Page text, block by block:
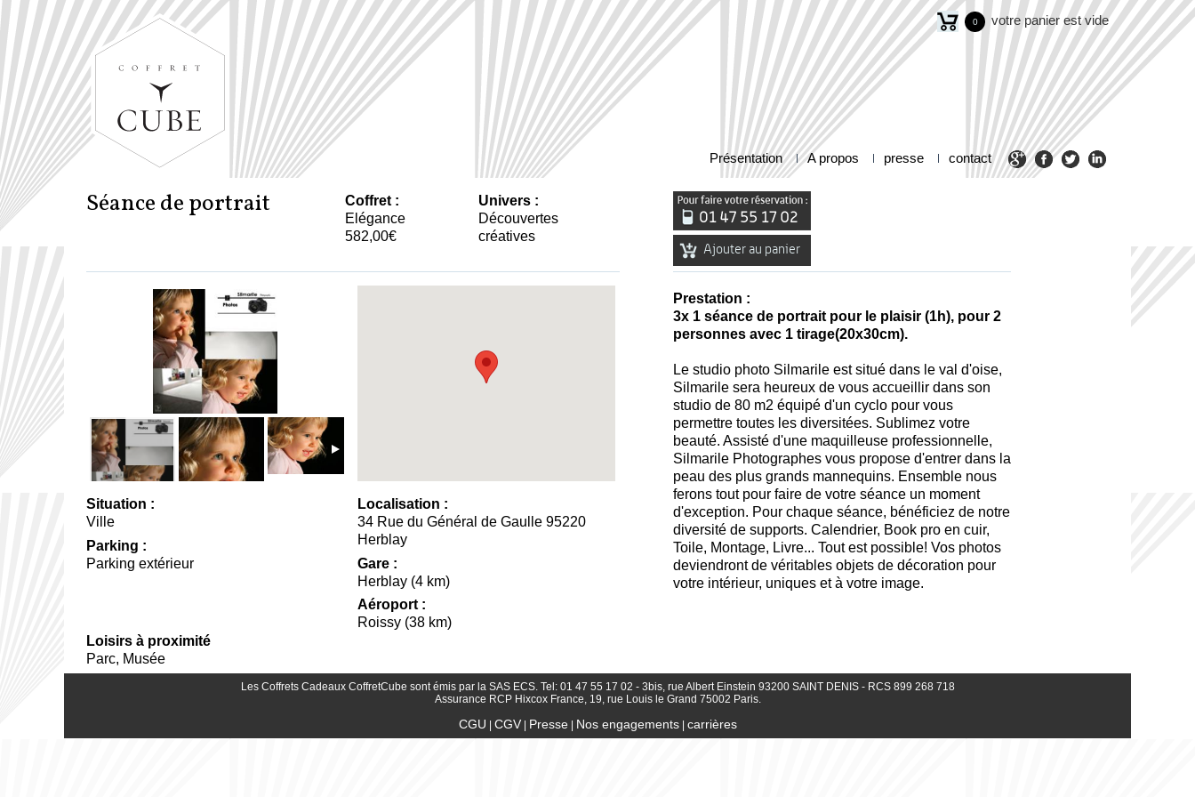
0 votre panier est vide
Présentation A propos presse contact
Séance de portrait
Coffret :
Elégance
582,00€
Univers :
Découvertes
créatives
Ajouter au panier
Situation :
Ville
Parking :
Parking extérieur
Localisation :
34 Rue du Général de Gaulle 95220
Herblay
Gare :
Herblay (4 km)
Aéroport :
Roissy (38 km)
Loisirs à proximité
Parc, Musée
Prestation :
3x 1 séance de portrait pour le plaisir (1h), pour 2
personnes avec 1 tirage(20x30cm).
Le studio photo Silmarile est situé dans le val d'oise,
Silmarile sera heureux de vous accueillir dans son
studio de 80 m2 équipé d'un cyclo pour vous
permettre toutes les diversitées. Sublimez votre
beauté. Assisté d'une maquilleuse professionnelle,
Silmarile Photographes vous propose d'entrer dans la
peau des plus grands mannequins. Ensemble nous
ferons tout pour faire de votre séance un moment
d'exception. Pour chaque séance, bénéficiez de notre
diversité de supports. Calendrier, Book pro en cuir,
Toile, Montage, Livre... Tout est possible! Vos photos
deviendront de véritables objets de décoration pour
votre intérieur, uniques et à votre image.
Les Coffrets Cadeaux CoffretCube sont émis par la SAS ECS. Tel: 01 47 55 17 02 - 3bis, rue Albert Einstein 93200 SAINT DENIS - RCS 899 268 718
Assurance RCP Hixcox France, 19, rue Louis le Grand 75002 Paris.
CGU CGV| Presse| Nos engagements| carrières